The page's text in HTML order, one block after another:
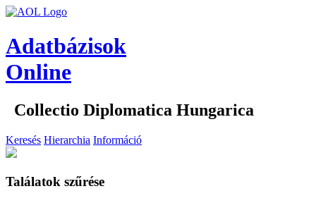
Adatbázisok
Online
Collectio Diplomatica Hungarica
Keresés Hierarchia Információ
Találatok szűrése